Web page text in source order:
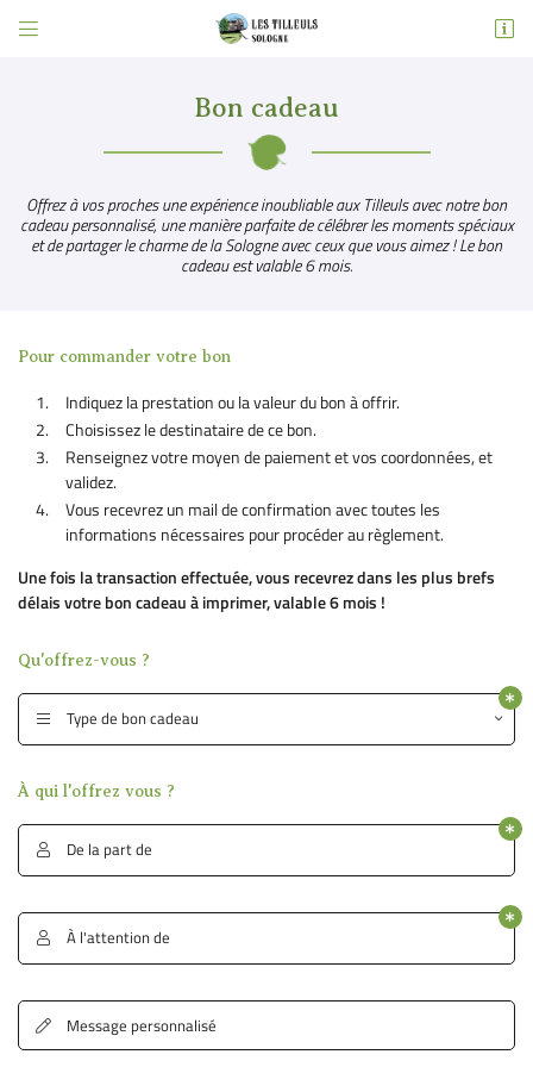
 
 Adresse email de réception
 Recopier le code ci-contre
Rafraîchir le captcha
l'adresse email indiqué ci-dessus. Vous pouvez vous désinscrire à tout moment en
Bon cadeau
Offrez à vos proches une expérience inoubliable aux Tilleuls avec notre bon
cadeau personnalisé, une manière parfaite de célébrer les moments spéciaux
et de partager le charme de la Sologne avec ceux que vous aimez ! Le bon
cadeau est valable 6 mois.
Qu'offrez-vous ?
 Type de bon cadeau
À qui l'offrez vous ?
 De la part de
 À l'attention de
 Message personnalisé
Pour commander votre bon
Indiquez la prestation ou la valeur du bon à offrir.
Choisissez le destinataire de ce bon.
Renseignez votre moyen de paiement et vos coordonnées, et
validez.
Vous recevrez un mail de confirmation avec toutes les
informations nécessaires pour procéder au règlement.
Une fois la transaction effectuée, vous recevrez dans les plus brefs
délais votre bon cadeau à imprimer, valable 6 mois !